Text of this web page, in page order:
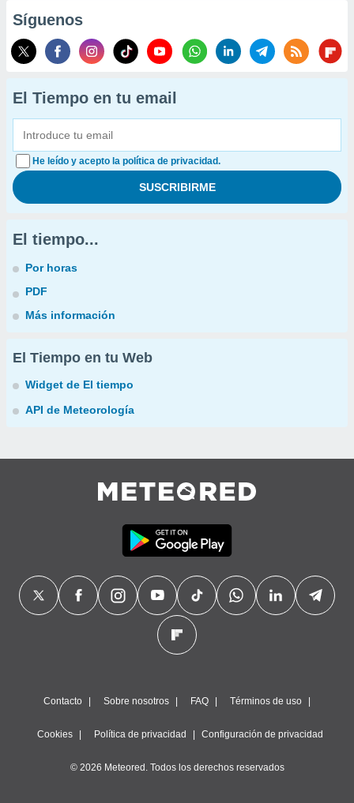
Síguenos
El Tiempo en tu email
He leído y acepto la política de privacidad.
El tiempo...
Por horas
PDF
Más información
El Tiempo en tu Web
Widget de El tiempo
API de Meteorología
Contacto Sobre nosotros FAQ Términos de uso
Cookies Política de privacidad Configuración de privacidad
© 2026 Meteored. Todos los derechos reservados